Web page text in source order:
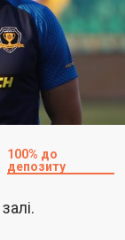
100% до
депозиту